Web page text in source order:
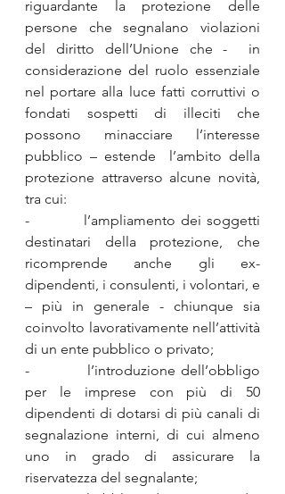
riguardante la protezione delle
persone che segnalano violazioni
del diritto dell’Unione che -  in
considerazione del ruolo essenziale
nel portare alla luce fatti corruttivi o
fondati sospetti di illeciti che
possono minacciare l’interesse
pubblico – estende  l’ambito della
protezione attraverso alcune novità,
tra cui:
-          l’ampliamento dei soggetti
destinatari della protezione, che
ricomprende anche gli ex-
dipendenti, i consulenti, i volontari, e
– più in generale - chiunque sia
coinvolto lavorativamente nell’attività
di un ente pubblico o privato;
-          l’introduzione dell’obbligo
per le imprese con più di 50
dipendenti di dotarsi di più canali di
segnalazione interni, di cui almeno
uno in grado di assicurare la
riservatezza del segnalante;